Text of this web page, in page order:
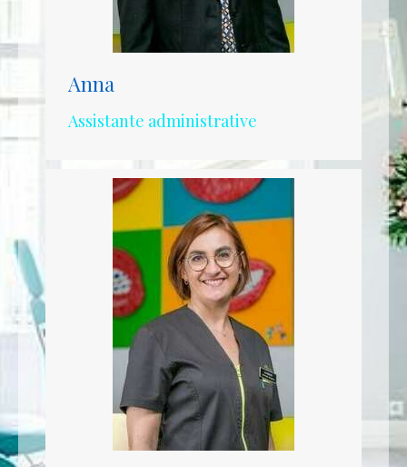
Anna
Assistante administrative